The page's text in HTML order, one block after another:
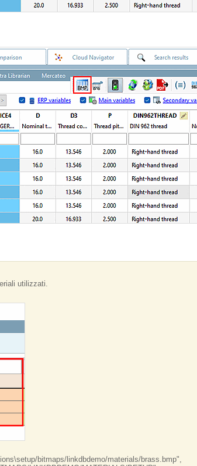
utilizzati.
bitmaps/linkdbdemo/materials/brass.bmp",